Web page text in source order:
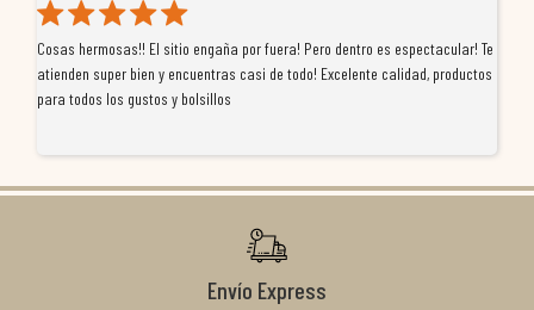
Cosas hermosas!! El sitio engaña por fuera! Pero dentro es espectacular! Te
atienden super bien y encuentras casi de todo! Excelente calidad, productos
para todos los gustos y bolsillos
Envío Express